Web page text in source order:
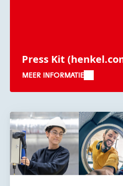
Press Kit
MEER INFORMATIE